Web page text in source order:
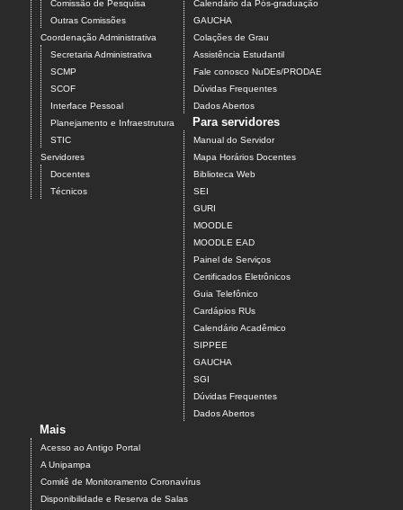
Comissão de Pesquisa
Outras Comissões
Coordenação Administrativa
Secretaria Administrativa
SCMP
SCOF
Interface Pessoal
Planejamento e Infraestrutura
STIC
Servidores
Docentes
Técnicos
Calendário da Pós-graduação
GAUCHA
Colações de Grau
Assistência Estudantil
Fale conosco NuDEs/PRODAE
Dúvidas Frequentes
Dados Abertos
Para servidores
Manual do Servidor
Mapa Horários Docentes
Biblioteca Web
SEI
GURI
MOODLE
MOODLE EAD
Painel de Serviços
Certificados Eletrônicos
Guia Telefônico
Cardápios RUs
Calendário Acadêmico
SIPPEE
GAUCHA
SGI
Dúvidas Frequentes
Dados Abertos
Mais
Acesso ao Antigo Portal
A Unipampa
Comitê de Monitoramento Coronavírus
Disponibilidade e Reserva de Salas